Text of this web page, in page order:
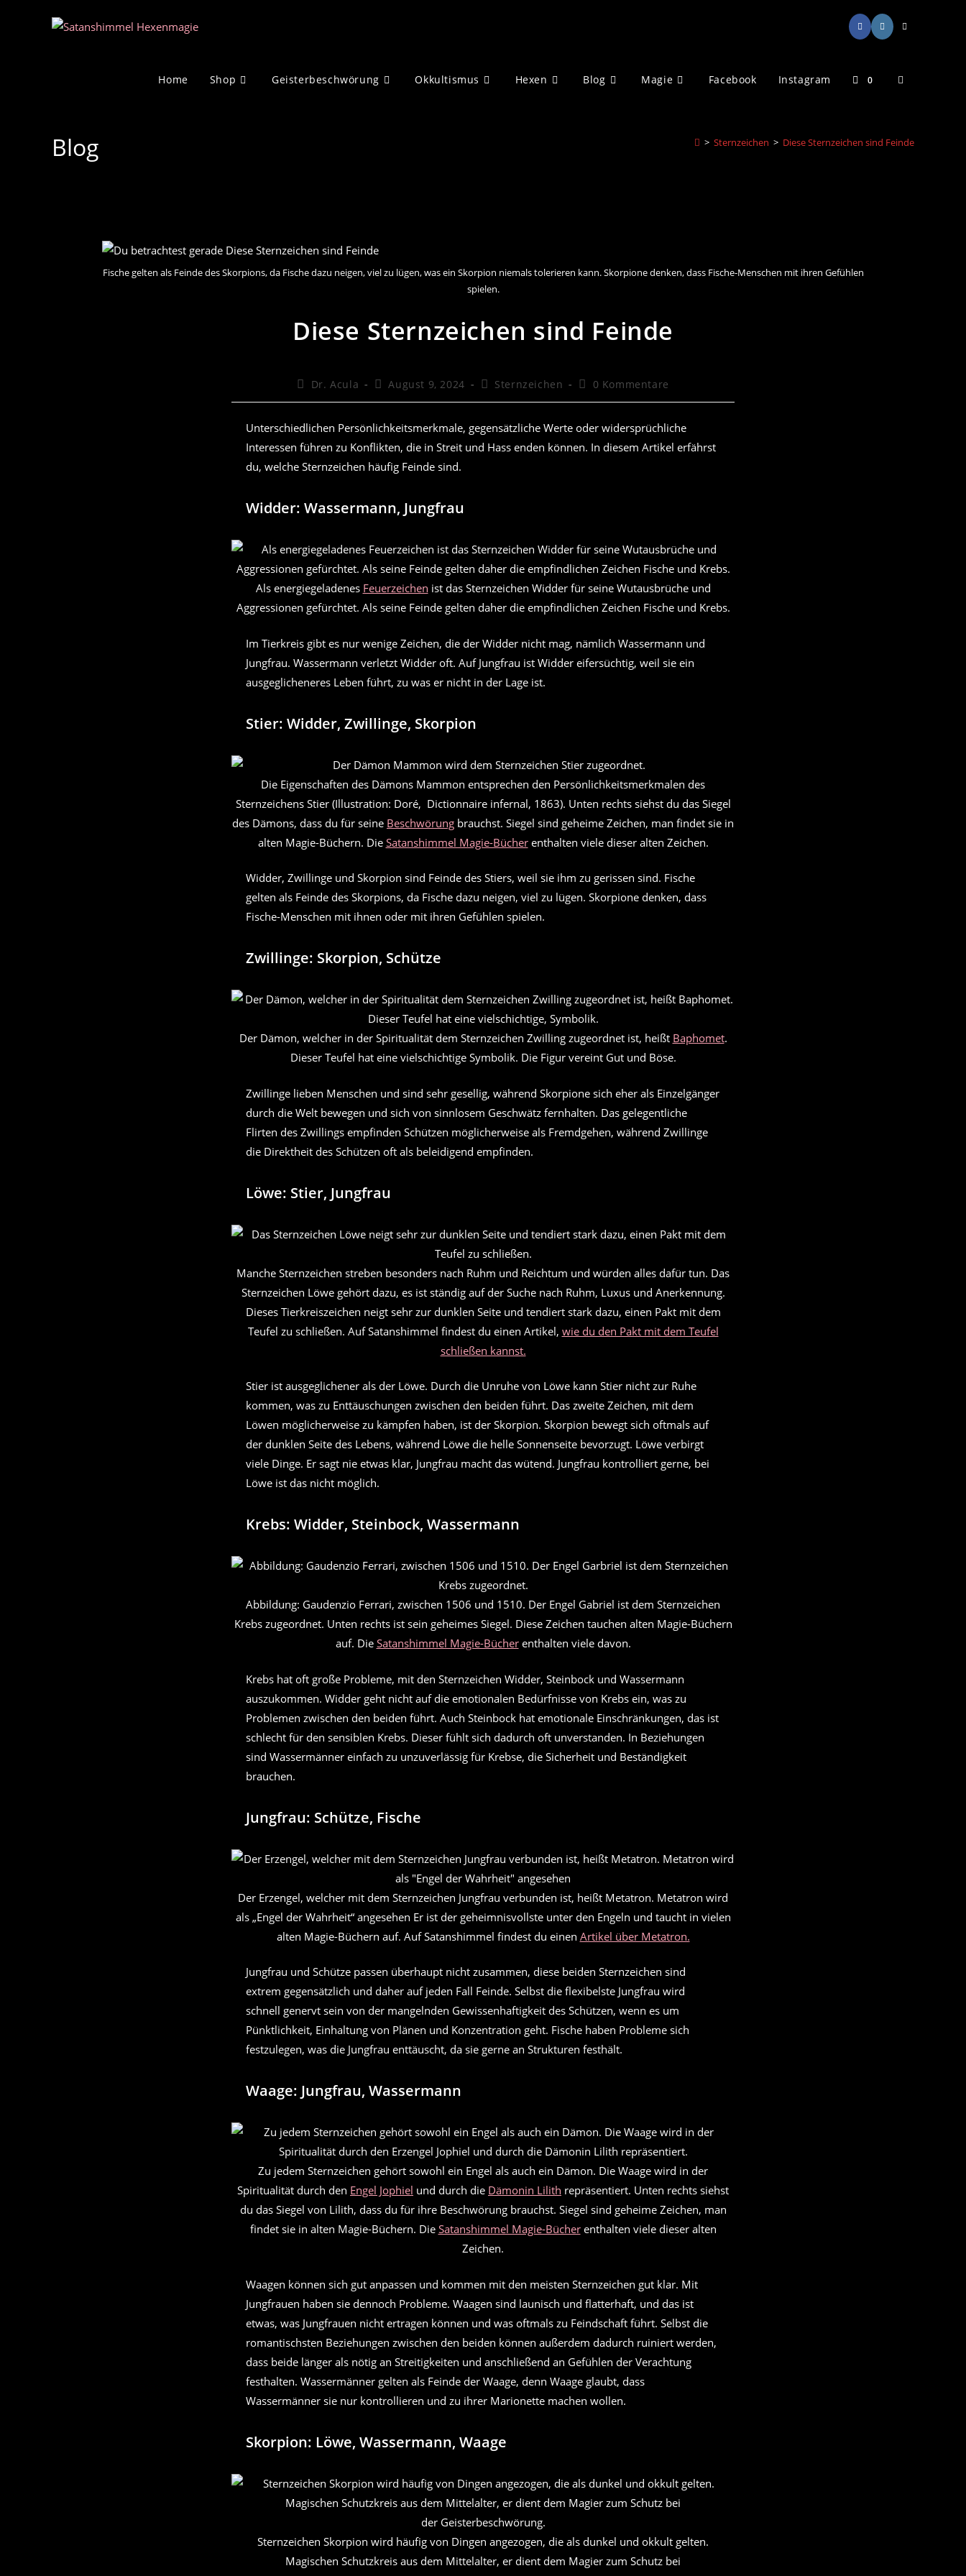
Home Shop Geisterbeschwörung Okkultismus Hexen Blog Magie Facebook Instagram 0 Website-
Blog > Sternzeichen > Diese Sternzeichen sind Feinde
Fische gelten als Feinde des Skorpions, da Fische dazu neigen, viel zu lügen, was ein Skorpion niemals tolerieren kann. Skorpione denken, dass Fische-Menschen mit ihren Gefühlen
spielen.
Diese Sternzeichen sind Feinde
Beitrags-
Dr. Acula
Beitrag
August 9, 2024
Beitrags-
Sternzeichen
Beitrags-
0 Kommentare
Unterschiedlichen Persönlichkeitsmerkmale, gegensätzliche Werte oder widersprüchliche
Interessen führen zu Konflikten, die in Streit und Hass enden können. In diesem Artikel erfährst
du, welche Sternzeichen häufig Feinde sind.
Widder: Wassermann, Jungfrau
Als energiegeladenes Feuerzeichen ist das Sternzeichen Widder für seine Wutausbrüche und
Aggressionen gefürchtet. Als seine Feinde gelten daher die empfindlichen Zeichen Fische und Krebs.
Im Tierkreis gibt es nur wenige Zeichen, die der Widder nicht mag, nämlich Wassermann und
Jungfrau. Wassermann verletzt Widder oft. Auf Jungfrau ist Widder eifersüchtig, weil sie ein
ausgeglicheneres Leben führt, zu was er nicht in der Lage ist.
Stier: Widder, Zwillinge, Skorpion
Die Eigenschaften des Dämons Mammon entsprechen den Persönlichkeitsmerkmalen des
Sternzeichens Stier (Illustration: Doré, Dictionnaire infernal, 1863). Unten rechts siehst du das Siegel
des Dämons, dass du für seine Beschwörung brauchst. Siegel sind geheime Zeichen, man findet sie in
alten Magie-Büchern. Die Satanshimmel Magie-Bücherenthalten viele dieser alten Zeichen.
Widder, Zwillinge und Skorpion sind Feinde des Stiers, weil sie ihm zu gerissen sind. Fische
gelten als Feinde des Skorpions, da Fische dazu neigen, viel zu lügen. Skorpione denken, dass
Fische-Menschen mit ihnen oder mit ihren Gefühlen spielen.
Zwillinge: Skorpion, Schütze
Der Dämon, welcher in der Spiritualität dem Sternzeichen Zwilling zugeordnet ist, heißt Baphomet.
Dieser Teufel hat eine vielschichtige Symbolik. Die Figur vereint Gut und Böse.
Zwillinge lieben Menschen und sind sehr gesellig, während Skorpione sich eher als Einzelgänger
durch die Welt bewegen und sich von sinnlosem Geschwätz fernhalten. Das gelegentliche
Flirten des Zwillings empfinden Schützen möglicherweise als Fremdgehen, während Zwillinge
die Direktheit des Schützen oft als beleidigend empfinden.
Löwe: Stier, Jungfrau
Manche Sternzeichen streben besonders nach Ruhm und Reichtum und würden alles dafür tun. Das
Sternzeichen Löwe gehört dazu, es ist ständig auf der Suche nach Ruhm, Luxus und Anerkennung.
Dieses Tierkreiszeichen neigt sehr zur dunklen Seite und tendiert stark dazu, einen Pakt mit dem
Teufel zu schließen. Auf Satanshimmel findest du einen Artikel, wie du den Pakt mit dem Teufel
schließen kannst.
Stier ist ausgeglichener als der Löwe. Durch die Unruhe von Löwe kann Stier nicht zur Ruhe
kommen, was zu Enttäuschungen zwischen den beiden führt. Das zweite Zeichen, mit dem
Löwen möglicherweise zu kämpfen haben, ist der Skorpion. Skorpion bewegt sich oftmals auf
der dunklen Seite des Lebens, während Löwe die helle Sonnenseite bevorzugt. Löwe verbirgt
viele Dinge. Er sagt nie etwas klar, Jungfrau macht das wütend. Jungfrau kontrolliert gerne, bei
Löwe ist das nicht möglich.
Krebs: Widder, Steinbock, Wassermann
Abbildung: Gaudenzio Ferrari, zwischen 1506 und 1510. Der Engel Gabriel ist dem Sternzeichen
Krebs zugeordnet. Unten rechts ist sein geheimes Siegel. Diese Zeichen tauchen alten Magie-Büchern
auf. Die Satanshimmel Magie-Bücherenthalten viele davon.
Krebs hat oft große Probleme, mit den Sternzeichen Widder, Steinbock und Wassermann
auszukommen. Widder geht nicht auf die emotionalen Bedürfnisse von Krebs ein, was zu
Problemen zwischen den beiden führt. Auch Steinbock hat emotionale Einschränkungen, das ist
schlecht für den sensiblen Krebs. Dieser fühlt sich dadurch oft unverstanden. In Beziehungen
sind Wassermänner einfach zu unzuverlässig für Krebse, die Sicherheit und Beständigkeit
brauchen.
Jungfrau: Schütze, Fische
Der Erzengel, welcher mit dem Sternzeichen Jungfrau verbunden ist, heißt Metatron. Metatron wird
als „Engel der Wahrheit“ angesehen Er ist der geheimnisvollste unter den Engeln und taucht in vielen
alten Magie-Büchern auf. Auf Satanshimmel findest du einen Artikel über Metatron.
Jungfrau und Schütze passen überhaupt nicht zusammen, diese beiden Sternzeichen sind
extrem gegensätzlich und daher auf jeden Fall Feinde. Selbst die flexibelste Jungfrau wird
schnell genervt sein von der mangelnden Gewissenhaftigkeit des Schützen, wenn es um
Pünktlichkeit, Einhaltung von Plänen und Konzentration geht. Fische haben Probleme sich
festzulegen, was die Jungfrau enttäuscht, da sie gerne an Strukturen festhält.
Waage: Jungfrau, Wassermann
Zu jedem Sternzeichen gehört sowohl ein Engel als auch ein Dämon. Die Waage wird in der
Spiritualität durch den Engel Jophiel und durch die Dämonin Lilith repräsentiert. Unten rechts siehst
du das Siegel von Lilith, dass du für ihre Beschwörung brauchst. Siegel sind geheime Zeichen, man
findet sie in alten Magie-Büchern. Die Satanshimmel Magie-Bücherenthalten viele dieser alten
Zeichen.
Waagen können sich gut anpassen und kommen mit den meisten Sternzeichen gut klar. Mit
Jungfrauen haben sie dennoch Probleme. Waagen sind launisch und flatterhaft, und das ist
etwas, was Jungfrauen nicht ertragen können und was oftmals zu Feindschaft führt. Selbst die
romantischsten Beziehungen zwischen den beiden können außerdem dadurch ruiniert werden,
dass beide länger als nötig an Streitigkeiten und anschließend an Gefühlen der Verachtung
festhalten. Wassermänner gelten als Feinde der Waage, denn Waage glaubt, dass
Wassermänner sie nur kontrollieren und zu ihrer Marionette machen wollen.
Skorpion: Löwe, Wassermann, Waage
Sternzeichen Skorpion wird häufig von Dingen angezogen, die als dunkel und okkult gelten.
Magischen Schutzkreis aus dem Mittelalter, er dient dem Magier zum Schutz bei